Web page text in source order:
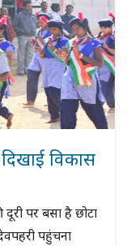
विकास
पर बसा है छोटा
पहुंचना